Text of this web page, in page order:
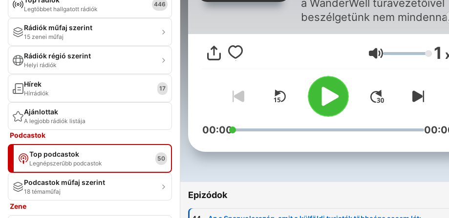
Legtöbbet hallgatott rádiók
446
Rádiók műfaj szerint
15 zenei műfaj
Rádiók régió szerint
Helyi rádiók
Hírek
Hírrádiók
17
Ajánlottak
A legjobb rádiók listája
Podcastok
Top podcastok
Legnépszerűbb podcastok
50
Podcastok műfaj szerint
18 témaműfaj
Zene
a WanderWell túravezetőivel
beszélgetünk nem
kalandjaikról, eldugott, alig
ismert tájakról és kultúrákról.
Hangerő 1
00:00
Epizódok